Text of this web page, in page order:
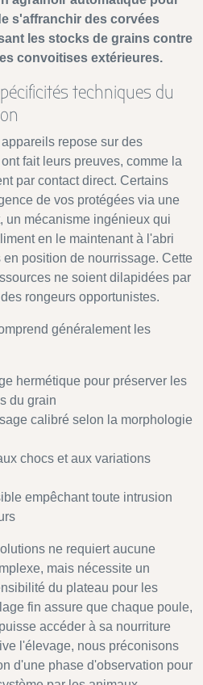
s'affranchir des corvées
les stocks de grains contre
convoitises extérieures.
techniques du
repose sur des
fait leurs preuves, comme la
par contact direct. Certains
de vos protégées via une
un mécanisme ingénieux qui
en le maintenant à l'abri
position de nourrissage. Cette
ne soient dilapidées par
rongeurs opportunistes.
généralement les
hermétique pour préserver les
du grain
calibré selon la morphologie
chocs et aux variations
empêchant toute intrusion
ne requiert aucune
mais nécessite un
du plateau pour les
fin assure que chaque poule,
accéder à sa nourriture
l'élevage, nous préconisons
d'une phase d'observation pour